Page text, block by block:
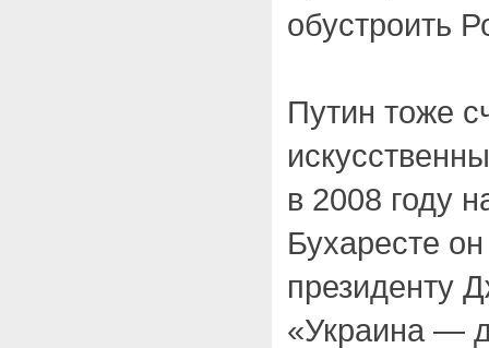
обустроить
Путин тоже
в 2008 году
Бухаресте
президенту
«Украина —